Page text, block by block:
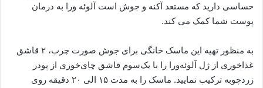
حساسی دارید که مستعد آکنه و جوش است آلوئه ورا به درمان
پوست شما کمک می کند.
به منظور تهیه این ماسک خانگی برای جوش صورت چرب، ۲ قاشق
غذاخوری از ژل آلوئه‌ورا را با یک‌‌سوم قاشق چای‌‌خوری از پودر
زردچوبه ترکیب نمایید. ماسک را به مدت ۱۵ الی ۲۰ دقیقه روی